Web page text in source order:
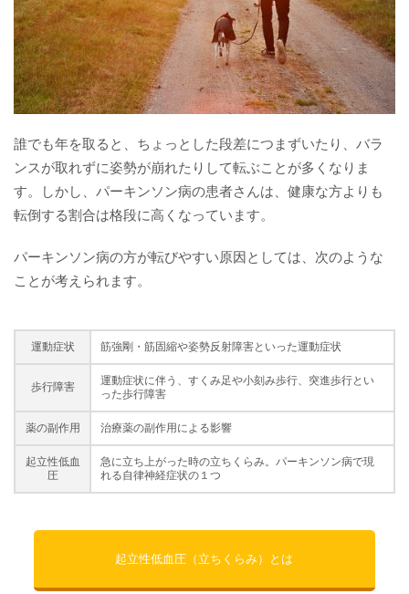
誰でも年を取ると、ちょっとした段差につまずいたり、バラ
ンスが取れずに姿勢が崩れたりして転ぶことが多くなりま
す。しかし、パーキンソン病の患者さんは、健康な方よりも
転倒する割合は格段に高くなっています。
パーキンソン病の方が転びやすい原因としては、次のような
ことが考えられます。
運動症状 筋強剛・筋固縮や姿勢反射障害といった運動症状
歩行障害
運動症状に伴う、すくみ足や小刻み歩行、突進歩行とい
った歩行障害
薬の副作用 治療薬の副作用による影響
起立性低血
圧
急に立ち上がった時の立ちくらみ。パーキンソン病で現
れる自律神経症状の１つ
起立性低血圧（立ちくらみ）とは